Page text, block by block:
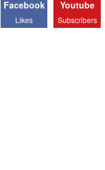
Facebook
Likes
Youtube
Subscribers